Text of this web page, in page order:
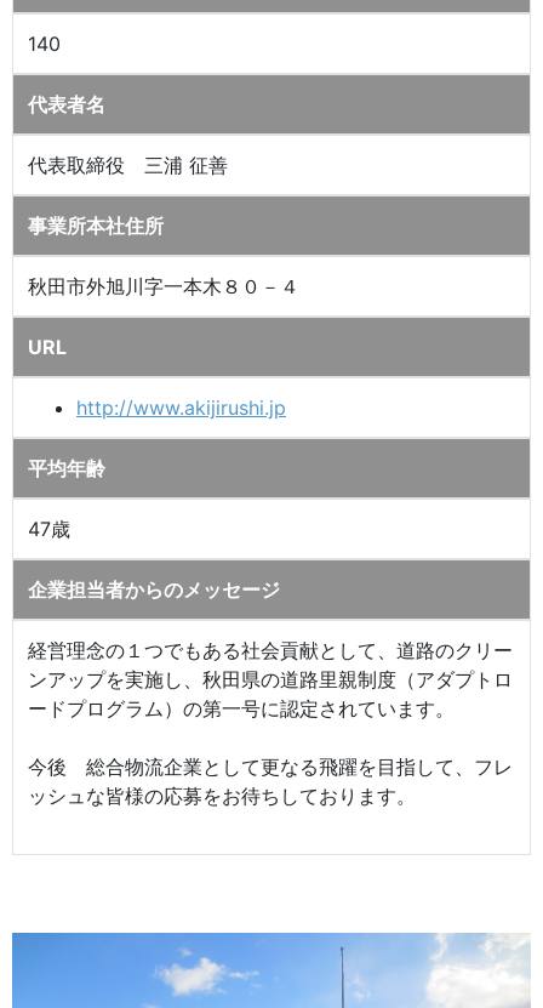
140
代表者名
代表取締役 三浦 征善
事業所本社住所
秋田市外旭川字一本木８０－４
URL
http://www.akijirushi.jp
平均年齢
47歳
企業担当者からのメッセージ
経営理念の１つでもある社会貢献として、道路のクリー
ンアップを実施し、秋田県の道路里親制度（アダプトロ
ードプログラム）の第一号に認定されています。
今後 総合物流企業として更なる飛躍を目指して、フレ
ッシュな皆様の応募をお待ちしております。